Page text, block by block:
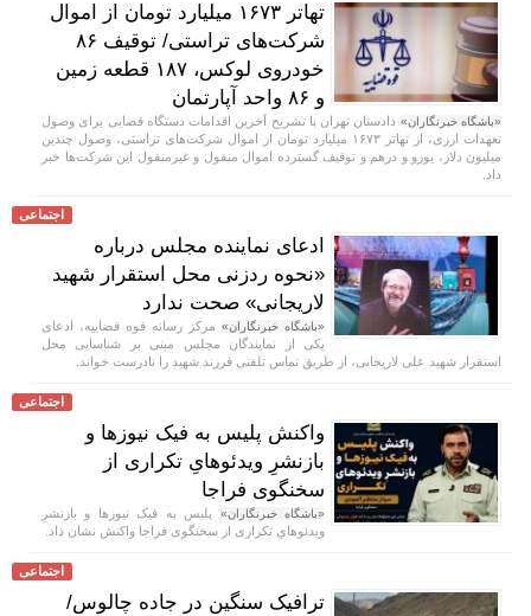
تهاتر ۱۶۷۳ میلیارد تومان از اموال
شرکت‌های تراستی/ توقیف ۸۶
خودروی لوکس، ۱۸۷ قطعه زمین
و ۸۶ واحد آپارتمان
«باشگاه خبرنگاران» دادستان تهران با تشریح آخرین اقدامات دستگاه قضایی برای وصول
تعهدات ارزی، از تهاتر ۱۶۷۳ میلیارد تومان از اموال شرکت‌های تراستی، وصول چندین
میلیون دلار، یورو و درهم و توقیف گسترده اموال منقول و غیرمنقول این شرکت‌ها خبر
داد.
اجتماعی
ادعای نماینده مجلس درباره
«نحوه ردزنی محل استقرار شهید
لاریجانی» صحت ندارد
«باشگاه خبرنگاران» مرکز رسانه قوه قضاییه، ادعای
یکی از نمایندگان مجلس مبنی بر شناسایی محل
استقرار شهید علی لاریجانی، از طریق تماس تلفنی فرزند شهید را نادرست خواند.
اجتماعی
واکنش پلیس به فیک نیوز‌ها و
بازنشرِ ویدئوهایِ تکراری از
سخنگوی فراجا
«باشگاه خبرنگاران» پلیس به فیک نیوزها و بازنشرِ
ویدئوهایِ تکراری از سخنگوی فراجا واکنش نشان داد.
اجتماعی
ترافیک سنگین در جاده چالوس/